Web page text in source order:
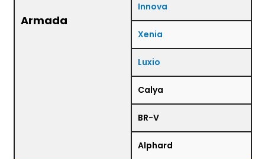
Armada
Innova
Xenia
Luxio
Calya
BR-V
Alphard